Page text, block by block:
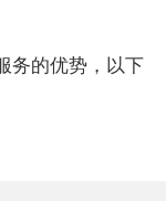
务的优势，以下